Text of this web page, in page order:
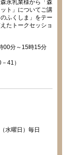
永乳業様から「森
ト」についてご講
ふくしま」をテー
たトークセッショ
00分～15時15分
41）
水曜日）毎日